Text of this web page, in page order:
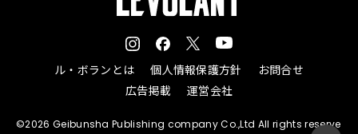
ル・ボランとは 個人情報保護方針
お問合せ
広告掲載
運営会社
©2026 Geibunsha Publishing company Co.,Ltd All rights reserve